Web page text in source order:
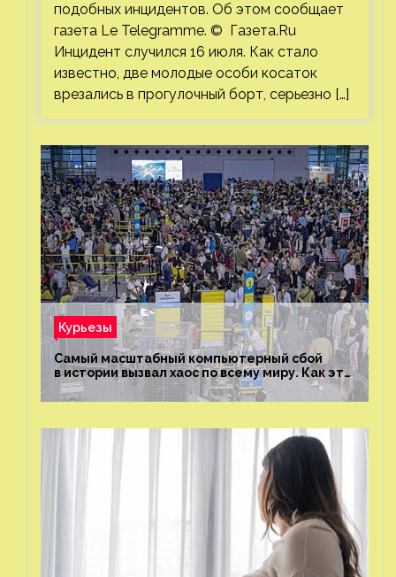
подобных инцидентов. Об этом сообщает
газета Le Telegramme. © Газета.Ru
Инцидент случился 16 июля. Как стало
известно, две молодые особи косаток
врезались в прогулочный борт, серьезно […]
Курьезы
Самый масштабный компьютерный сбой
в истории вызвал хаос по всему миру. Как это
было?